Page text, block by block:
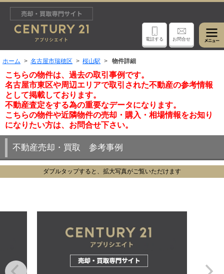
電話する お問合せ
ホーム 名古屋市瑞穂区 桜山駅 物件詳細
こちらの物件は、過去の取引事例です。
名古屋市東区や周辺エリアで取引された不動産の参考情報
として掲載しております。
不動産査定をする為の重要なデータになります。
こちらの物件や近隣物件の売却・購入・相場情報をお知り
になりたい方は、お問合せ下さい。
不動産売却・買取 参考事例
ダブルタップすると、拡大写真がご覧いただけます